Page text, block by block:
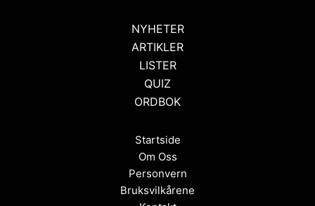
NYHETER
ARTIKLER
LISTER
QUIZ
ORDBOK
Startside
Om Oss
Personvern
Bruksvilkårene